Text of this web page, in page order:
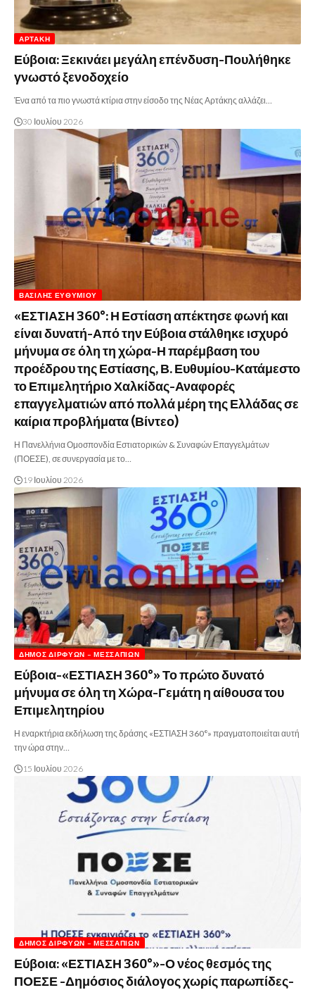
ΑΡΤΆΚΗ
Εύβοια: Ξεκινάει μεγάλη επένδυση-Πουλήθηκε
γνωστό ξενοδοχείο
Ένα από τα πιο γνωστά κτίρια στην είσοδο της Νέας Αρτάκης αλλάζει…
30 Ιουλίου 2026
ΒΑΣΊΛΗΣ ΕΥΘΥΜΊΟΥ
«ΕΣΤΙΑΣΗ 360°: Η Εστίαση απέκτησε φωνή και
είναι δυνατή-Από την Εύβοια στάλθηκε ισχυρό
μήνυμα σε όλη τη χώρα-Η παρέμβαση του
προέδρου της Εστίασης, Β. Ευθυμίου-Κατάμεστο
το Επιμελητήριο Χαλκίδας-Αναφορές
επαγγελματιών από πολλά μέρη της Ελλάδας σε
καίρια προβλήματα (Βίντεο)
Η Πανελλήνια Ομοσπονδία Εστιατορικών & Συναφών Επαγγελμάτων
(ΠΟΕΣΕ), σε συνεργασία με το…
19 Ιουλίου 2026
ΔΉΜΟΣ ΔΙΡΦΎΩΝ – ΜΕΣΣΑΠΊΩΝ
Εύβοια-«ΕΣΤΙΑΣΗ 360°» Το πρώτο δυνατό
μήνυμα σε όλη τη Χώρα-Γεμάτη η αίθουσα του
Επιμελητηρίου
Η εναρκτήρια εκδήλωση της δράσης «ΕΣΤΙΑΣΗ 360°» πραγματοποιείται αυτή
την ώρα στην…
15 Ιουλίου 2026
ΔΉΜΟΣ ΔΙΡΦΎΩΝ – ΜΕΣΣΑΠΊΩΝ
Εύβοια: «ΕΣΤΙΑΣΗ 360°»-Ο νέος θεσμός της
ΠΟΕΣΕ -Δημόσιος διάλογος χωρίς παρωπίδες-